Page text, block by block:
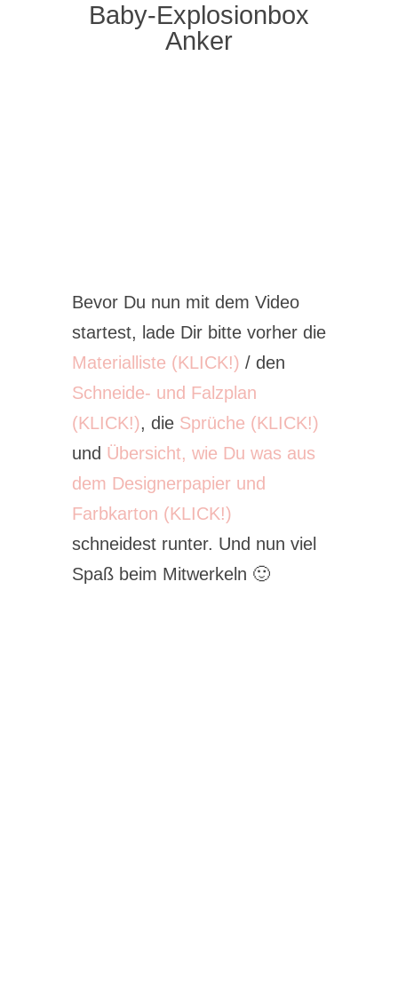
Baby-Explosionbox
Anker
Bevor Du nun mit dem Video
startest, lade Dir bitte vorher die
Materialliste (KLICK!) / den
Schneide- und Falzplan
(KLICK!), die Sprüche (KLICK!)
und Übersicht, wie Du was aus
dem Designerpapier und
Farbkarton (KLICK!)
schneidest runter. Und nun viel
Spaß beim Mitwerkeln 🙂